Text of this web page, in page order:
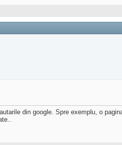
din google. Spre exemplu, o